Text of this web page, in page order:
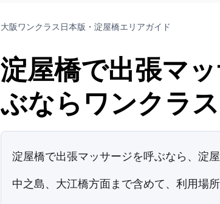
大阪ワンクラス日本版・淀屋橋エリアガイド
淀屋橋で出張マ
ぶならワンクラ
淀屋橋で出張マッサージを呼ぶなら、淀
中之島、大江橋方面まで含めて、利用場